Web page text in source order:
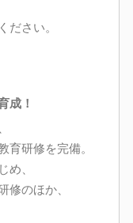
ださい。
成！
育研修を完備。
め、
修のほか、